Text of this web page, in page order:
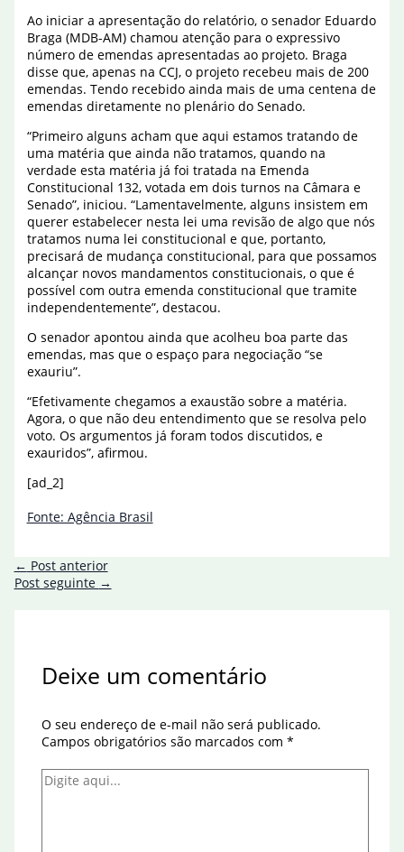
Ao iniciar a apresentação do relatório, o senador Eduardo
Braga (MDB-AM) chamou atenção para o expressivo
número de emendas apresentadas ao projeto. Braga
disse que, apenas na CCJ, o projeto recebeu mais de 200
emendas. Tendo recebido ainda mais de uma centena de
emendas diretamente no plenário do Senado.
“Primeiro alguns acham que aqui estamos tratando de
uma matéria que ainda não tratamos, quando na
verdade esta matéria já foi tratada na Emenda
Constitucional 132, votada em dois turnos na Câmara e
Senado”, iniciou. “Lamentavelmente, alguns insistem em
querer estabelecer nesta lei uma revisão de algo que nós
tratamos numa lei constitucional e que, portanto,
precisará de mudança constitucional, para que possamos
alcançar novos mandamentos constitucionais, o que é
possível com outra emenda constitucional que tramite
independentemente”, destacou.
O senador apontou ainda que acolheu boa parte das
emendas, mas que o espaço para negociação “se
exauriu”.
“Efetivamente chegamos a exaustão sobre a matéria.
Agora, o que não deu entendimento que se resolva pelo
voto. Os argumentos já foram todos discutidos, e
exauridos”, afirmou.
[ad_2]
Fonte: Agência Brasil
← Post anterior
Post seguinte →
Deixe um comentário
O seu endereço de e-mail não será publicado.
Campos obrigatórios são marcados com *
Digite